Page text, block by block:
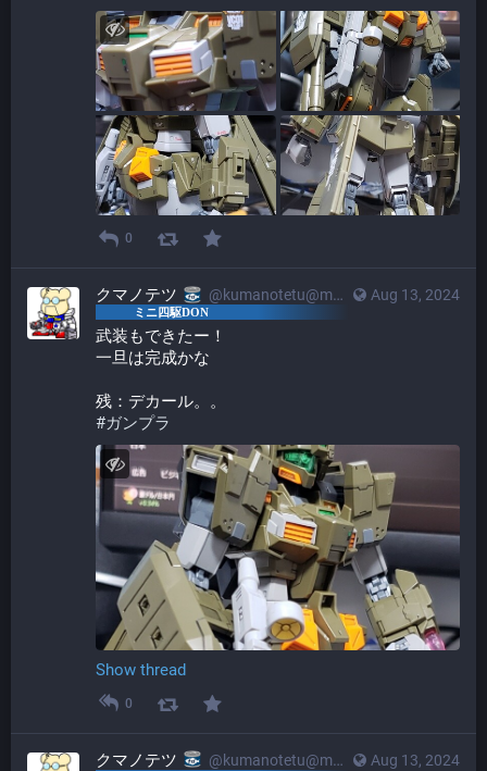
0
Aug 13, 2024
クマノテツ @kumanotetu@mstdn.mini4wd-engineer.com
武装もできたー！
一旦は完成かな
残：デカール。。
#ガンプラ
Show thread
0
Aug 13, 2024
クマノテツ @kumanotetu@mstdn.mini4wd-engineer.com